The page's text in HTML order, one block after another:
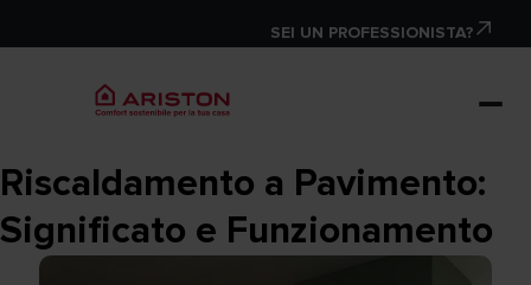
SEI UN PROFESSIONISTA?
Riscaldamento a Pavimento:
Significato e Funzionamento